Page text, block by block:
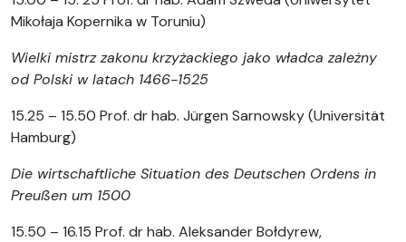
Mikołaja Kopernika w Toruniu)
Wielki mistrz zakonu krzyżackiego jako władca zależny
od Polski w latach 1466-1525
15.25 – 15.50 Prof. dr hab. Jürgen Sarnowsky (Universität
Hamburg)
Die wirtschaftliche Situation des Deutschen Ordens in
Preußen um 1500
15.50 – 16.15 Prof. dr hab. Aleksander Bołdyrew,